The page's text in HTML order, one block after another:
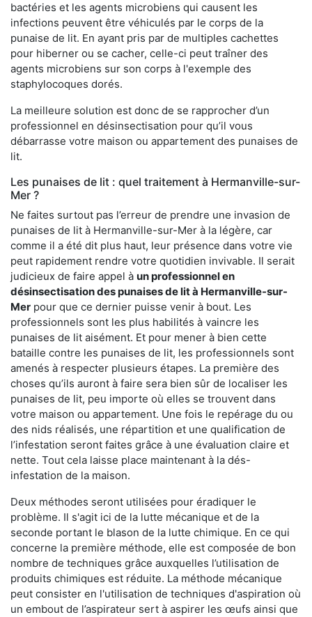
bactéries et les agents microbiens qui causent les
infections peuvent être véhiculés par le corps de la
punaise de lit. En ayant pris par de multiples cachettes
pour hiberner ou se cacher, celle-ci peut traîner des
agents microbiens sur son corps à l'exemple des
staphylocoques dorés.
La meilleure solution est donc de se rapprocher d’un
professionnel en désinsectisation pour qu’il vous
débarrasse votre maison ou appartement des punaises de
lit.
Les punaises de lit : quel traitement à Hermanville-sur-
Mer ?
Ne faites surtout pas l’erreur de prendre une invasion de
punaises de lit à Hermanville-sur-Mer à la légère, car
comme il a été dit plus haut, leur présence dans votre vie
peut rapidement rendre votre quotidien invivable. Il serait
judicieux de faire appel à un professionnel en
désinsectisation des punaises de lit à Hermanville-sur-
Mer pour que ce dernier puisse venir à bout. Les
professionnels sont les plus habilités à vaincre les
punaises de lit aisément. Et pour mener à bien cette
bataille contre les punaises de lit, les professionnels sont
amenés à respecter plusieurs étapes. La première des
choses qu’ils auront à faire sera bien sûr de localiser les
punaises de lit, peu importe où elles se trouvent dans
votre maison ou appartement. Une fois le repérage du ou
des nids réalisés, une répartition et une qualification de
l’infestation seront faites grâce à une évaluation claire et
nette. Tout cela laisse place maintenant à la dés-
infestation de la maison.
Deux méthodes seront utilisées pour éradiquer le
problème. Il s'agit ici de la lutte mécanique et de la
seconde portant le blason de la lutte chimique. En ce qui
concerne la première méthode, elle est composée de bon
nombre de techniques grâce auxquelles l’utilisation de
produits chimiques est réduite. La méthode mécanique
peut consister en l'utilisation de techniques d'aspiration où
un embout de l’aspirateur sert à aspirer les œufs ainsi que